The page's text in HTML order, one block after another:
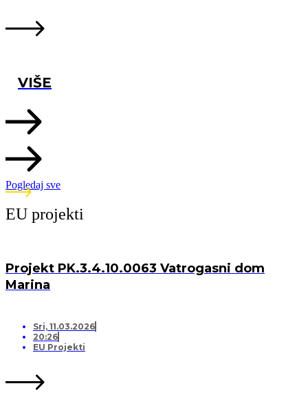
VIŠE
Pogledaj sve
EU projekti
Projekt PK.3.4.10.0063 Vatrogasni dom
Marina
Sri, 11.03.2026
20:26
EU Projekti